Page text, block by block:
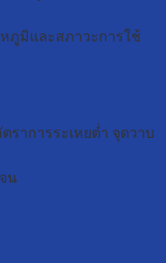
ภูมิและสภาวะการใช้
าการระเหยต่ำ จุดวาบ
น